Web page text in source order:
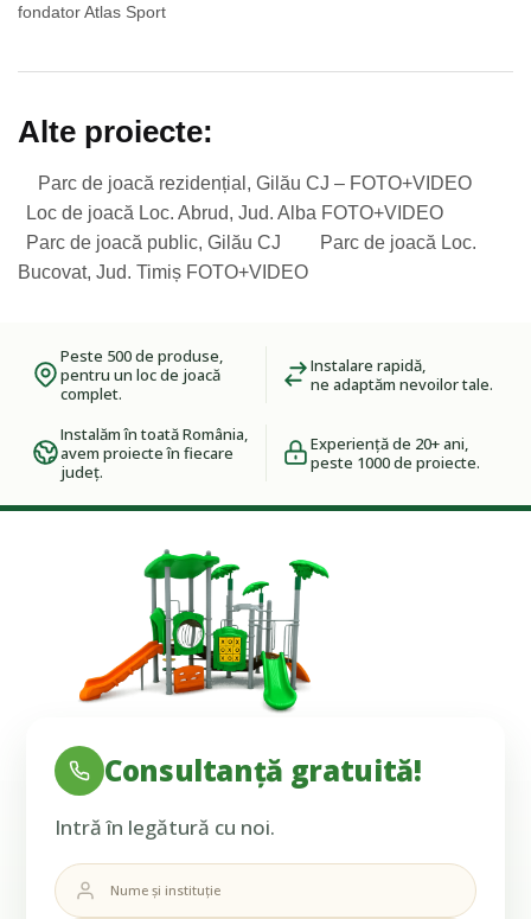
fondator Atlas Sport
Alte proiecte:
Parc de joacă rezidențial, Gilău CJ – FOTO+VIDEO
Loc de joacă Loc. Abrud, Jud. Alba FOTO+VIDEO
Parc de joacă public, Gilău CJ
Parc de joacă Loc.
Bucovat, Jud. Timiș FOTO+VIDEO
Peste 500 de produse,
pentru un loc de joacă
complet.
Instalare rapidă,
ne adaptăm nevoilor tale.
Instalăm în toată România,
avem proiecte în fiecare
județ.
Experiență de 20+ ani,
peste 1000 de proiecte.
Consultanță gratuită!
Intră în legătură cu noi.